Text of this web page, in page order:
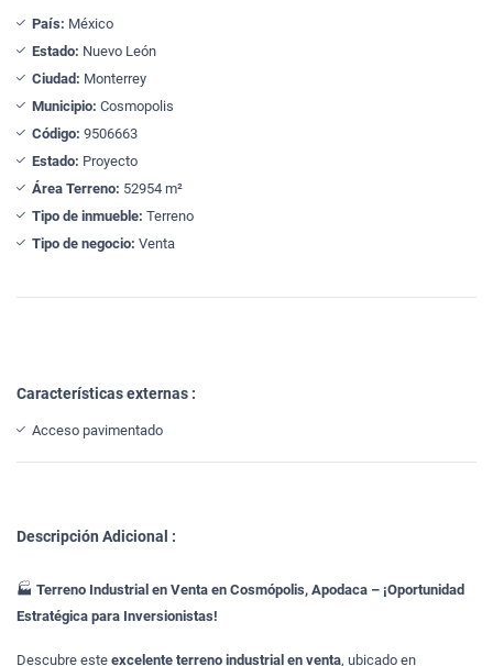
País: México
Estado: Nuevo León
Ciudad: Monterrey
Municipio: Cosmopolis
Código: 9506663
Estado: Proyecto
Área Terreno: 52954 m²
Tipo de inmueble: Terreno
Tipo de negocio: Venta
Características externas :
Acceso pavimentado
Descripción Adicional :
🏭 Terreno Industrial en Venta en Cosmópolis, Apodaca – ¡Oportunidad
Estratégica para Inversionistas!
Descubre este excelente terreno industrial en venta, ubicado en